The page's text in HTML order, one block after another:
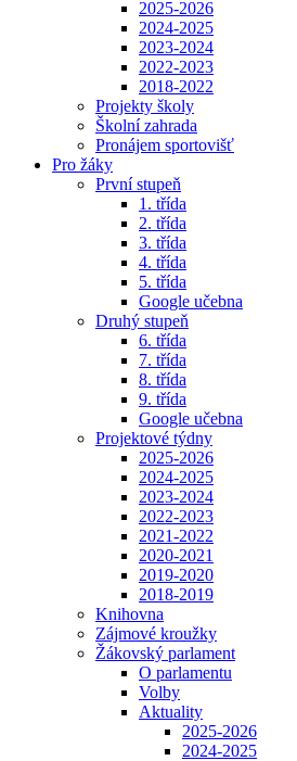
2025-2026
2024-2025
2023-2024
2022-2023
2018-2022
Projekty školy
Školní zahrada
Pronájem sportovišť
Pro žáky
První stupeň
1. třída
2. třída
3. třída
4. třída
5. třída
Google učebna
Druhý stupeň
6. třída
7. třída
8. třída
9. třída
Google učebna
Projektové týdny
2025-2026
2024-2025
2023-2024
2022-2023
2021-2022
2020-2021
2019-2020
2018-2019
Knihovna
Zájmové kroužky
Žákovský parlament
O parlamentu
Volby
Aktuality
2025-2026
2024-2025